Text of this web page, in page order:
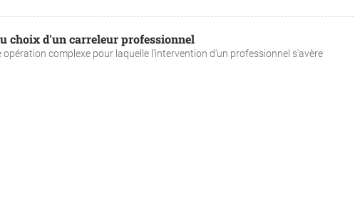
choix d'un carreleur professionnel
opération complexe pour laquelle l'intervention d'un professionnel s'avère